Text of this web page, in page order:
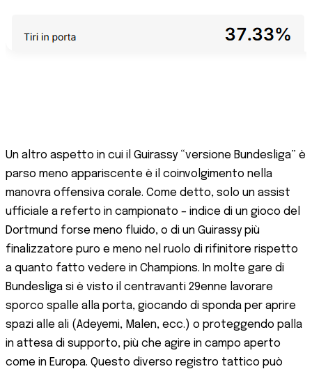
Un altro aspetto in cui il Guirassy “versione Bundesliga” è
parso meno appariscente è il coinvolgimento nella
manovra offensiva corale. Come detto, solo un assist
ufficiale a referto in campionato – indice di un gioco del
Dortmund forse meno fluido, o di un Guirassy più
finalizzatore puro e meno nel ruolo di rifinitore rispetto
a quanto fatto vedere in Champions. In molte gare di
Bundesliga si è visto il centravanti 29enne lavorare
sporco spalle alla porta, giocando di sponda per aprire
spazi alle ali (Adeyemi, Malen, ecc.) o proteggendo palla
in attesa di supporto, più che agire in campo aperto
come in Europa. Questo diverso registro tattico può